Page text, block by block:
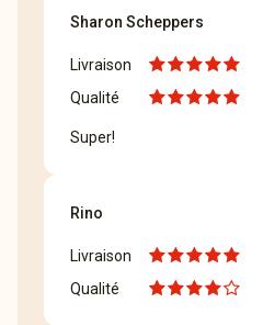
Sharon Scheppers
Livraison
Qualité
Super!
Rino
Livraison
Qualité